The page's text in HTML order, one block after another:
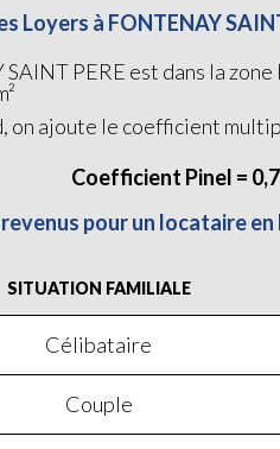
Loyers à FONTENAY
PERE est dans la
on ajoute le coefficient
Coefficient Pinel =
pour un locataire en
SITUATION FAMILIALE
Célibataire
Couple